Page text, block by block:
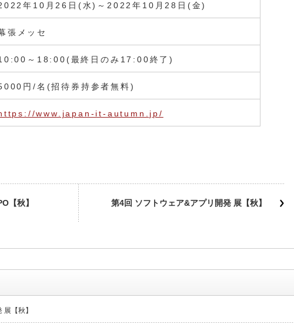
年10月26日(水)～2022年10月28日(金)
張メッセ
～18:00(最終日のみ17:00終了)
円/名(招待券持参者無料)
www.japan-it-autumn.jp/
【秋】 第4回 ソフトウェア&アプリ開発 展【秋】
【秋】